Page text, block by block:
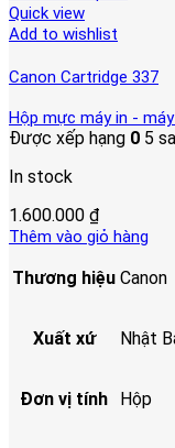
Quick view
Add to wishlist
Canon Cartridge 337
Hộp mực máy in -
Được xếp hạng 0 5
In stock
1.600.000 ₫
Thêm vào giỏ hàng
Thương hiệu Canon
Xuất xứ Nhật
Đơn vị tính Hộp